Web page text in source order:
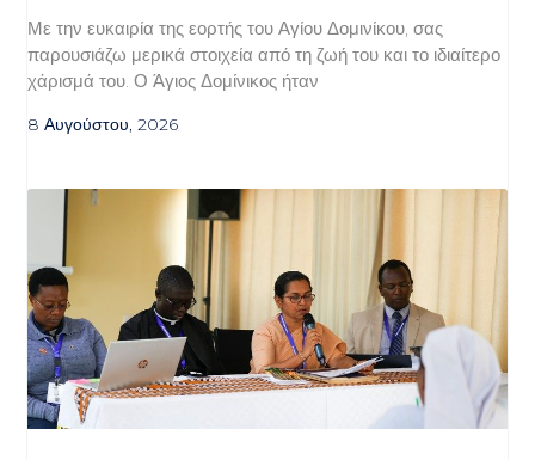
Με την ευκαιρία της εορτής του Αγίου Δομινίκου, σας
παρουσιάζω μερικά στοιχεία από τη ζωή του και το ιδιαίτερο
χάρισμά του. Ο Άγιος Δομίνικος ήταν
8 Αυγούστου, 2026